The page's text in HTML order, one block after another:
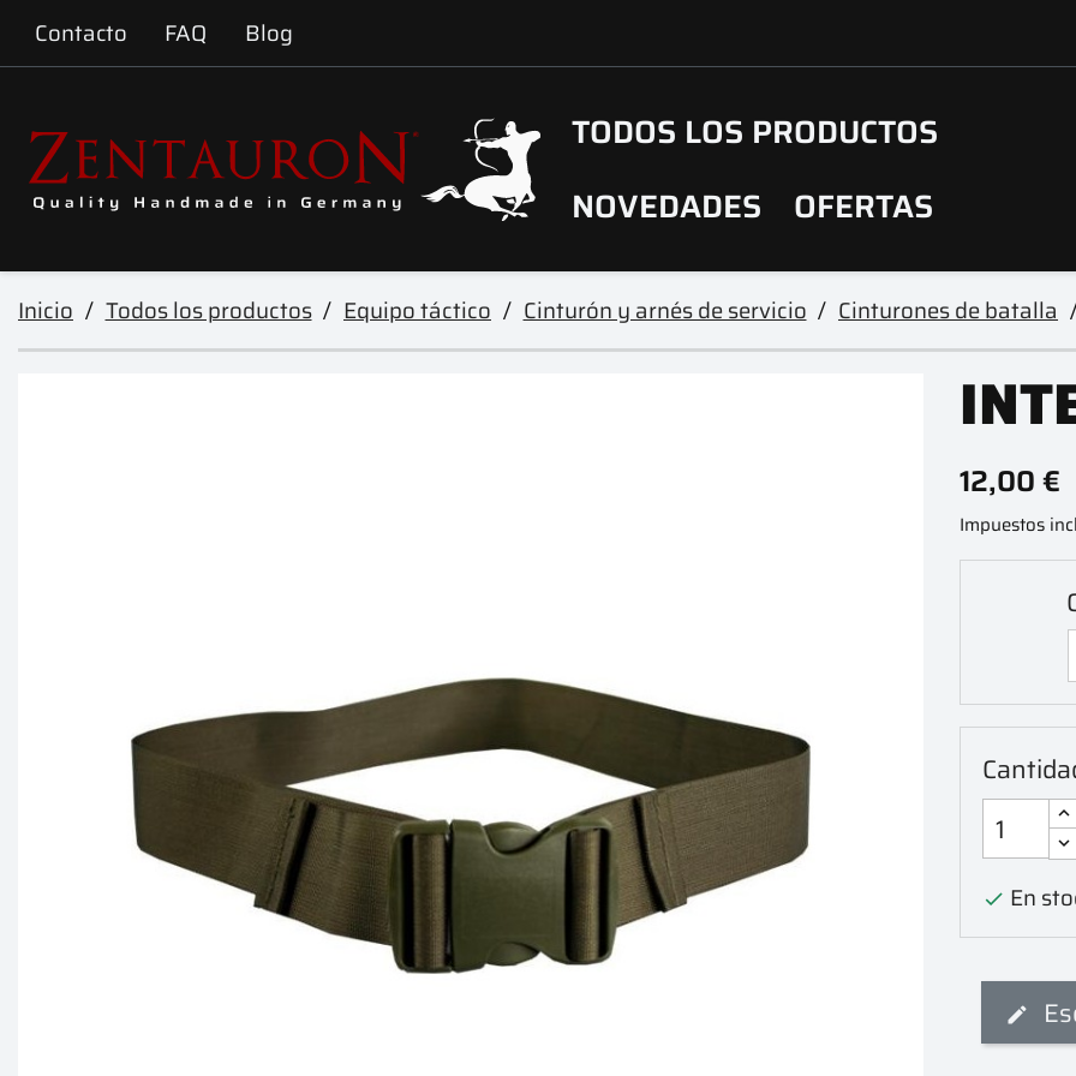
Contacto FAQ Blog
TODOS LOS PRODUCTOS
NOVEDADES
OFERTAS
Inicio Todos los productos Equipo táctico Cinturón y arnés de servicio Cinturones de batalla
12,00 €
Impuestos
 En